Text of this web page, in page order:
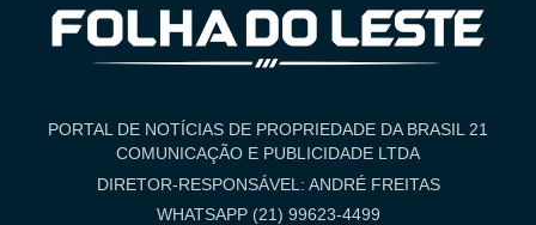
PORTAL DE NOTÍCIAS DE PROPRIEDADE DA BRASIL 21
COMUNICAÇÃO E PUBLICIDADE LTDA
DIRETOR-RESPONSÁVEL: ANDRÉ FREITAS
WHATSAPP (21) 99623-4499